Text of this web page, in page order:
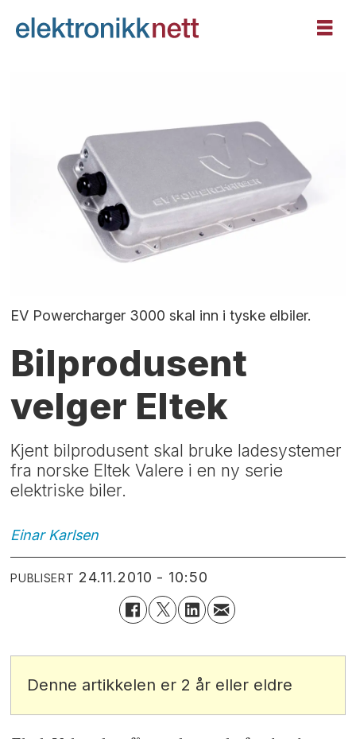
EV Powercharger 3000 skal inn i tyske elbiler.
Bilprodusent
velger Eltek
Kjent bilprodusent skal bruke ladesystemer
fra norske Eltek Valere i en ny serie
elektriske biler.
Einar Karlsen
PUBLISERT 24.11.2010 - 10:50
Denne artikkelen er 2 år eller eldre